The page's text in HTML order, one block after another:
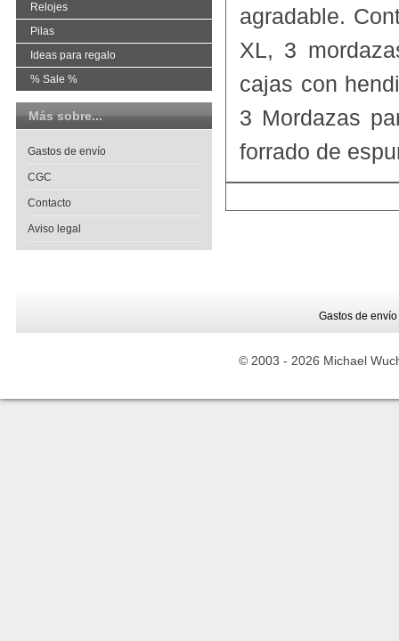
agradable.
XL, 3
cajas con
3 Mordazas
forrado de
Relojes
Pilas
Ideas para regalo
% Sale %
Más sobre...
Gastos de envío
CGC
Contacto
Aviso legal
Gastos de envío
© 2003 - 2026 Michael